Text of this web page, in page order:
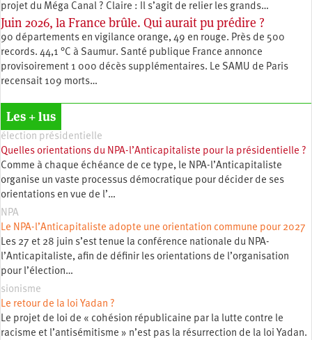
projet du Méga Canal ? Claire : Il s’agit de relier les grands…
Juin 2026, la France brûle. Qui aurait pu prédire ?
90 départements en vigilance orange, 49 en rouge. Près de 500
records. 44,1 °C à Saumur. Santé publique France annonce
provisoirement 1 000 décès supplémentaires. Le SAMU de Paris
recensait 109 morts…
Les + lus
élection présidentielle
Quelles orientations du NPA-l’Anticapitaliste pour la présidentielle ?
Comme à chaque échéance de ce type, le NPA-l’Anticapitaliste
organise un vaste processus démocratique pour décider de ses
orientations en vue de l’…
NPA
Le NPA-l’Anticapitaliste adopte une orientation commune pour 2027
Les 27 et 28 juin s’est tenue la conférence nationale du NPA-
l’Anticapitaliste, afin de définir les orientations de l’organisation
pour l’élection…
sionisme
Le retour de la loi Yadan ?
Le projet de loi de « cohésion républicaine par la lutte contre le
racisme et l’antisémitisme » n’est pas la résurrection de la loi Yadan.